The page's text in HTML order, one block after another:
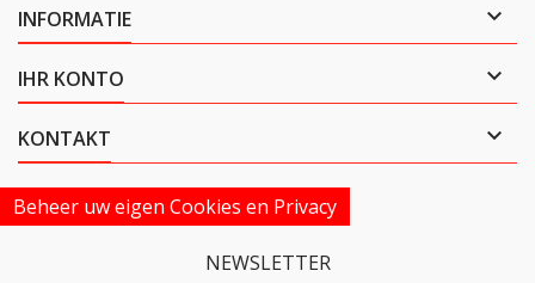
INFORMATIE 
IHR KONTO 
KONTAKT 
Beheer uw eigen Cookies en Privacy
NEWSLETTER